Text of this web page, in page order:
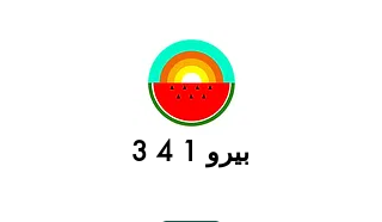
بيرو 1 4 3